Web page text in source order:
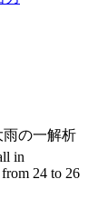
雨の一解析
in
24 to 26